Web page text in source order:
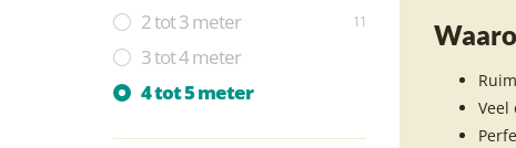
2 tot 3 meter 11
3 tot 4 meter
4 tot 5 meter
Veel